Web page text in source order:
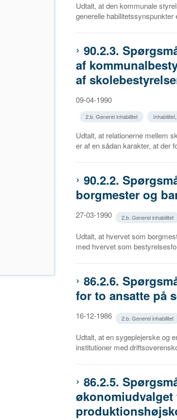
Udtalt, at den kommunale
generelle habilitetssynspunkter
90.2.3.
af
af
09-04-1990
2.b. Generel inhabilitet
Udtalt, at relationerne mellem
er af en sådan karakter, at der
90.2.2.
borgmester og
27-03-1990 2.b. Generel inhabilitet
Udtalt, at hvervet som
med hvervet som
86.2.6.
for to ansatte på
16-12-1986 2.b. Generel inhabilitet
Udtalt, at en sygeplejerske og
institutioner med
86.2.5.